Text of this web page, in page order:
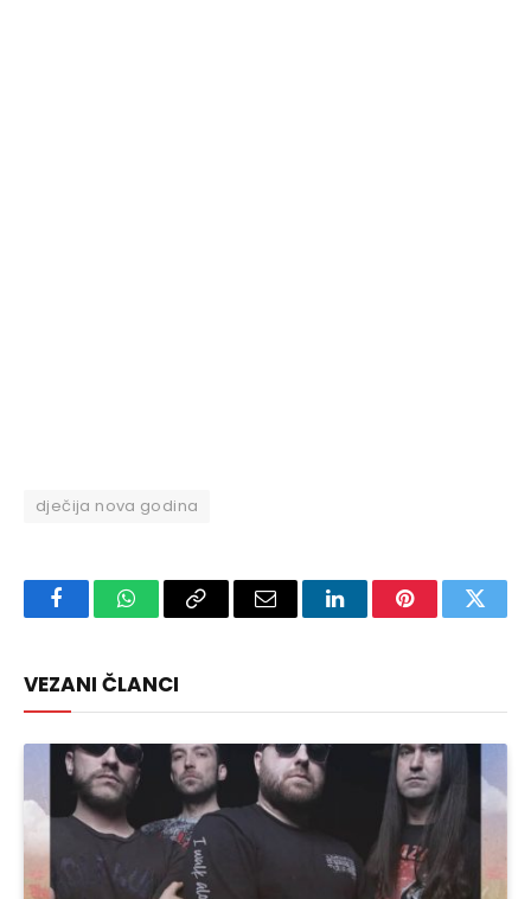
dječija nova godina
FacebookWhatsAppCopy
Email LinkedInPinterest
VEZANI ČLANCI